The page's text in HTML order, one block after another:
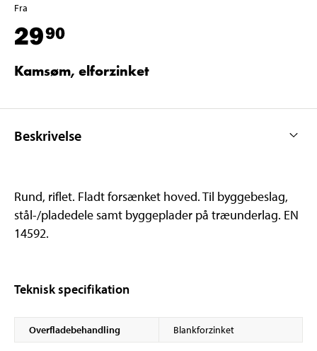
Fra
2990
Kamsøm, elforzinket
Beskrivelse
Rund, riflet. Fladt forsænket hoved. Til byggebeslag,
stål-/pladedele samt byggeplader på træunderlag. EN
14592.
Teknisk specifikation
Overfladebehandling Blankforzinket